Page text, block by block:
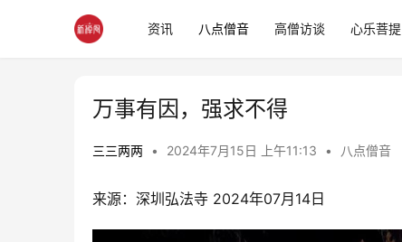
资讯 八点僧音 高僧访谈 心乐菩提
万事有因，强求不得
三三两两 • 2024年7月15日 上午11:13 • 八点僧音
来源：深圳弘法寺 2024年07月14日